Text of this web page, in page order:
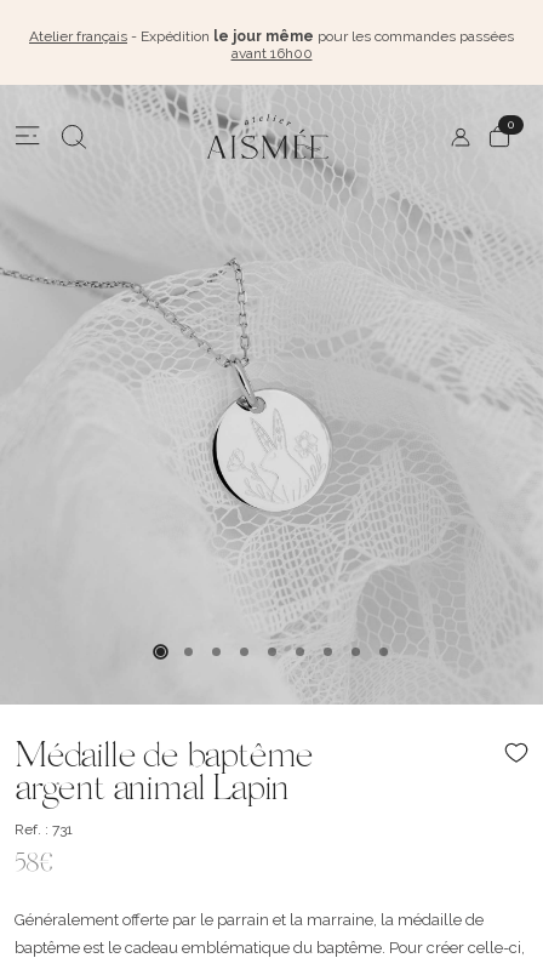
Atelier français - Expédition le jour même pour les commandes passées
avant 16h00
0
Médaille de baptême
argent animal Lapin
Ref. : 731
58€
Généralement offerte par le parrain et la marraine, la médaille de
baptême est le cadeau emblématique du baptême. Pour créer celle-ci,